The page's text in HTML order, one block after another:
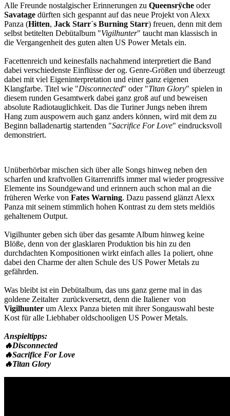
Alle Freunde nostalgischer Erinnerungen zu Queensrÿche oder
Savatage dürften sich gespannt auf das neue Projekt von Alexx
Panza (Hitten, Jack Starr´s Burning Starr) freuen, denn mit dem
selbst betitelten Debütalbum "Vigilhunter" taucht man klassisch in
die Vergangenheit des guten alten US Power Metals ein.
Facettenreich und keinesfalls nachahmend interpretiert die Band
dabei verschiedenste Einflüsse der og. Genre-Größen und überzeugt
dabei mit viel Eigeninterpretation und einer ganz eigenen
Klangfarbe. Titel wie "Disconnected" oder "Titan Glory" spielen in
diesem runden Gesamtwerk dabei ganz groß auf und beweisen
absolute Radiotauglichkeit. Das die Turiner Jungs neben ihrem
Hang zum auspowern auch ganz anders können, wird mit dem zu
Beginn balladenartig startenden "Sacrifice For Love" eindrucksvoll
demonstriert.
Unüberhörbar mischen sich über alle Songs hinweg neben den
scharfen und kraftvollen Gitarrenriffs immer mal wieder progressive
Elemente ins Soundgewand und erinnern auch schon mal an die
früheren Werke von Fates Warning. Dazu passend glänzt Alexx
Panza mit seinem stimmlich hohen Kontrast zu dem stets meldiös
gehaltenem Output.
Vigilhunter geben sich über das gesamte Album hinweg keine
Blöße, denn von der glasklaren Produktion bis hin zu den
durchdachten Kompositionen wirkt einfach alles 1a poliert, ohne
dabei den Charme der alten Schule des US Power Metals zu
gefährden.
Was bleibt ist ein Debütalbum, das uns ganz gerne mal in das
goldene Zeitalter zurückversetzt, denn die Italiener von
Vigilhunter um Alexx Panza bieten mit ihrer Songauswahl beste
Kost für alle Liebhaber oldschooligen US Power Metals.
Anspieltipps:
🔥Disconnected
🔥Sacrifice For Love
🔥Titan Glory